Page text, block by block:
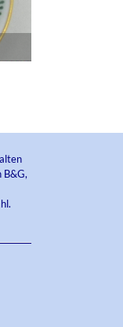
B&G,